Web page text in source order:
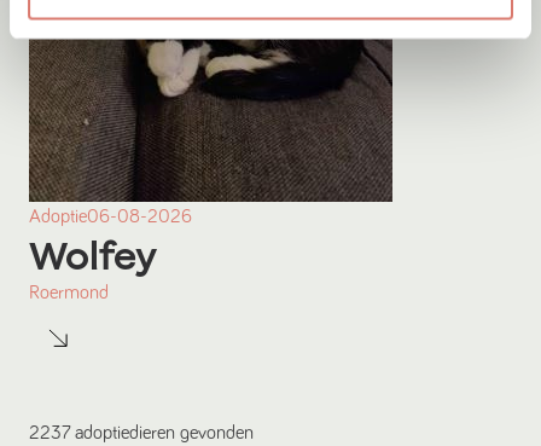
Adoptie06-08-2026
Wolfey
Roermond
2237 adoptiedieren gevonden